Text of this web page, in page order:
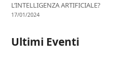
L’INTELLIGENZA ARTIFICIALE?
17/01/2024
Ultimi Eventi